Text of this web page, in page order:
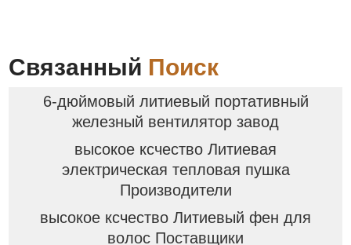
Связанный Поиск
6-дюймовый литиевый портативный
железный вентилятор завод
высокое ксчество Литиевая
электрическая тепловая пушка
Производители
высокое ксчество Литиевый фен для
волос Поставщики